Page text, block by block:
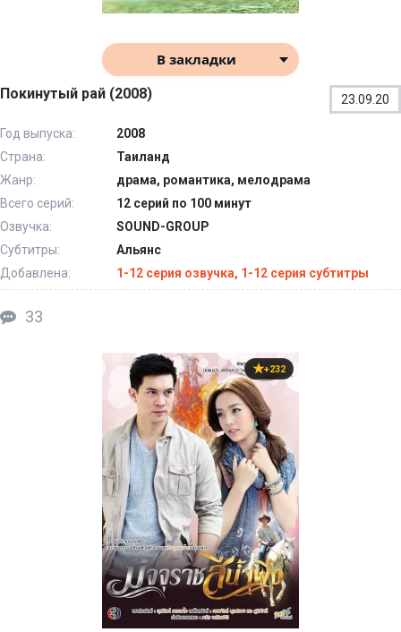
В закладки
Покинутый рай (2008) 23.09.20
Год выпуска:
2008
Страна:
Таиланд
Жанр:
драма, романтика, мелодрама
Всего серий:
12 серий по 100 минут
Озвучка:
SOUND-GROUP
Субтитры:
Альянс
Добавлена:
1-12 серия озвучка, 1-12 серия субтитры
33
+232